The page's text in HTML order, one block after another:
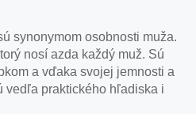
synonymom osobnosti muža.
nosí azda každý muž. Sú
a vďaka svojej jemnosti a
vedľa praktického hľadiska i